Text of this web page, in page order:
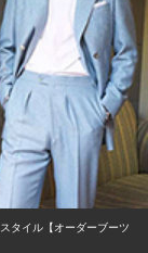
タイル【オーダーブーツ